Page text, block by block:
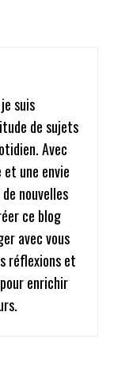
suis
de sujets
Avec
une envie
nouvelles
ce blog
avec vous
réflexions et
enrichir